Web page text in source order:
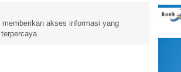
akses informasi yang